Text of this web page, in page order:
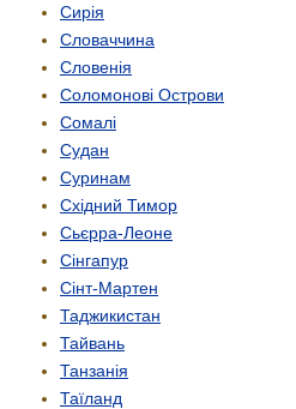
Сирія
Словаччина
Словенія
Соломонові Острови
Сомалі
Судан
Суринам
Східний Тимор
Сьєрра-Леоне
Сінгапур
Сінт-Мартен
Таджикистан
Тайвань
Танзанія
Таїланд